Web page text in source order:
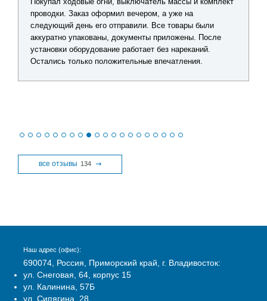
а уже на
Все товары были
приложены. После
без нареканий.
впечатления.
лодочной электрики. Получил
по каждому товару, помогли
решение без лишних затрат. Видно,
действительно разбираются в
получения заказа все проверил -
все отзывы 134
Наш адрес (офис):
690074, Россия, Приморский край, г. Владивосток:
ул. Снеговая, 64, корпус 15
ул. Калинина, 57Б
ул. Сипягина, 28